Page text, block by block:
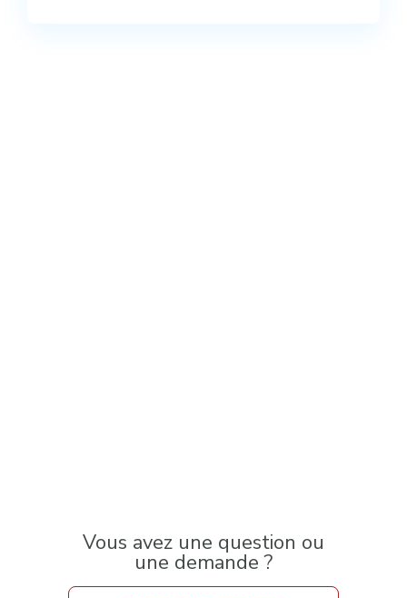
Vous avez une question ou
une demande ?